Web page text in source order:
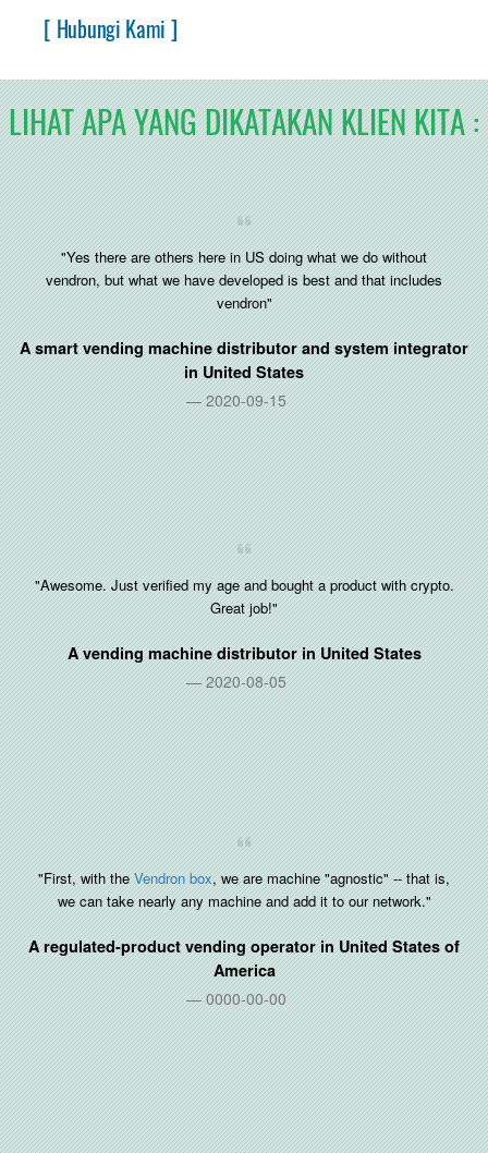
[ Hubungi Kami ]
LIHAT APA YANG DIKATAKAN KLIEN KITA :
"Yes there are others here in US doing what we do without
vendron, but what we have developed is best and that includes
vendron"
A smart vending machine distributor and system integrator
inUnited States
2020-09-15
"Awesome. Just verified my age and bought a product with crypto.
Great job!"
A vending machine distributor inUnited States
2020-08-05
"First, with theVendron box, we are machine "agnostic" -- that is,
we can take nearly any machine and add it to our network."
A regulated-product vending operator inUnited States of
America
0000-00-00